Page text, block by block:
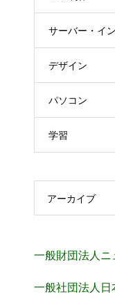
サーバー・イ
デザイン
パソコン
学習
アーカイブ
一般財団法人ニ
一般社団法人日